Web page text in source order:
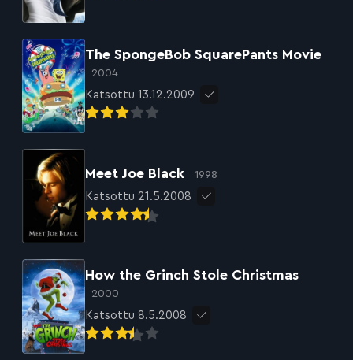
The SpongeBob SquarePants Movie
2004
Katsottu 13.12.2009
Meet Joe Black 1998
Katsottu 21.5.2008
How the Grinch Stole Christmas
2000
Katsottu 8.5.2008